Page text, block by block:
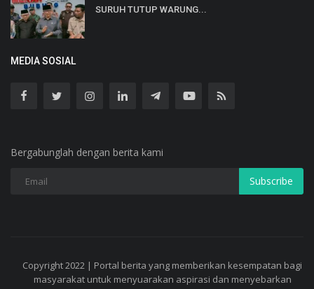
SURUH TUTUP WARUNG...
MEDIA SOSIAL
Bergabunglah dengan berita kami
Subscribe
Copyright 2022 | Portal berita yang memberikan kesempatan bagi
masyarakat untuk menyuarakan aspirasi dan menyebarkan